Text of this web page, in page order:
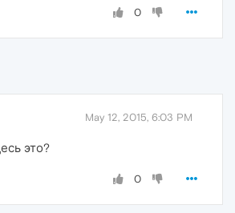
0
May 12, 2015, 6:03 PM
это?
0